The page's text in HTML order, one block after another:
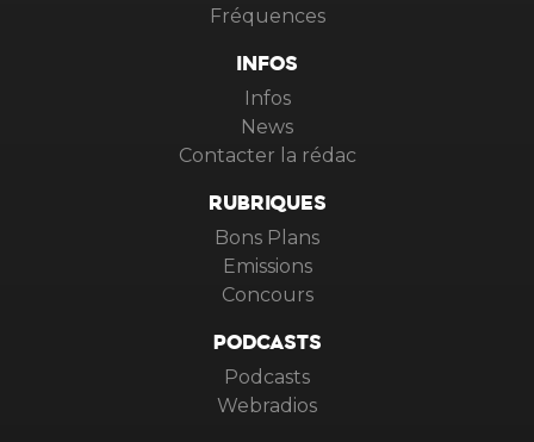
Fréquences
INFOS
Infos
News
Contacter la rédac
RUBRIQUES
Bons Plans
Emissions
Concours
PODCASTS
Podcasts
Webradios